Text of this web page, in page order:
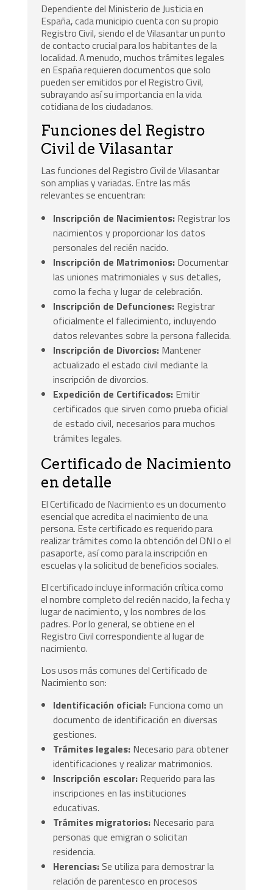
Dependiente del Ministerio de Justicia en
España, cada municipio cuenta con su propio
Registro Civil, siendo el de Vilasantar un punto
de contacto crucial para los habitantes de la
localidad. A menudo, muchos trámites legales
en España requieren documentos que solo
pueden ser emitidos por el Registro Civil,
subrayando así su importancia en la vida
cotidiana de los ciudadanos.
Funciones del Registro
Civil de Vilasantar
Las funciones del Registro Civil de Vilasantar
son amplias y variadas. Entre las más
relevantes se encuentran:
Inscripción de Nacimientos: Registrar los
nacimientos y proporcionar los datos
personales del recién nacido.
Inscripción de Matrimonios: Documentar
las uniones matrimoniales y sus detalles,
como la fecha y lugar de celebración.
Inscripción de Defunciones: Registrar
oficialmente el fallecimiento, incluyendo
datos relevantes sobre la persona fallecida.
Inscripción de Divorcios: Mantener
actualizado el estado civil mediante la
inscripción de divorcios.
Expedición de Certificados: Emitir
certificados que sirven como prueba oficial
de estado civil, necesarios para muchos
trámites legales.
Certificado de Nacimiento
en detalle
El Certificado de Nacimiento es un documento
esencial que acredita el nacimiento de una
persona. Este certificado es requerido para
realizar trámites como la obtención del DNI o el
pasaporte, así como para la inscripción en
escuelas y la solicitud de beneficios sociales.
El certificado incluye información crítica como
el nombre completo del recién nacido, la fecha y
lugar de nacimiento, y los nombres de los
padres. Por lo general, se obtiene en el
Registro Civil correspondiente al lugar de
nacimiento.
Los usos más comunes del Certificado de
Nacimiento son:
Identificación oficial: Funciona como un
documento de identificación en diversas
gestiones.
Trámites legales: Necesario para obtener
identificaciones y realizar matrimonios.
Inscripción escolar: Requerido para las
inscripciones en las instituciones
educativas.
Trámites migratorios: Necesario para
personas que emigran o solicitan
residencia.
Herencias: Se utiliza para demostrar la
relación de parentesco en procesos